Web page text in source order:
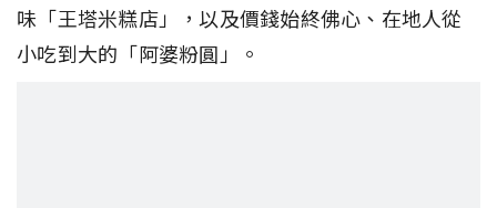
味「王塔米糕店」，以及價錢始終佛心、在地人從
小吃到大的「阿婆粉圓」。